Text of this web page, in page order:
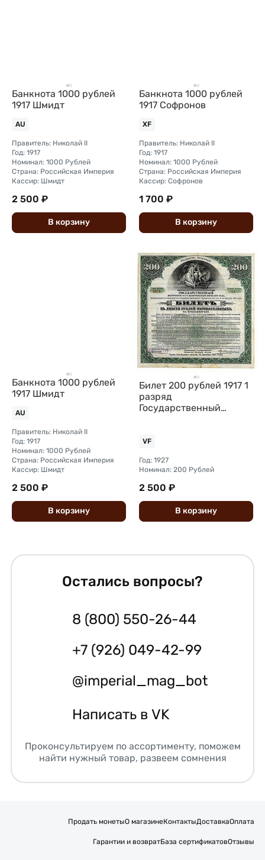
Банкнота 1000 рублей
1917 Шмидт
AU
Правитель: Николай II
Год: 1917
Номинал: 1000 Рублей
Страна: Российская Империя
Кассир: Шмидт
2 500 ₽
В корзину
Банкнота 1000 рублей
1917 Софронов
XF
Правитель: Николай II
Год: 1917
Номинал: 1000 Рублей
Страна: Российская Империя
Кассир: Софронов
1 700 ₽
В корзину
Банкнота 1000 рублей
1917 Шмидт
AU
Правитель: Николай II
Год: 1917
Номинал: 1000 Рублей
Страна: Российская Империя
Кассир: Шмидт
2 500 ₽
В корзину
Билет 200 рублей 1917 1
разряд
Государственный
Красноярское ОГБ
VF
Год: 1927
Номинал: 200 Рублей
2 500 ₽
В корзину
Остались вопросы?
8 (800) 550-26-44
+7 (926) 049-42-99
@imperial_mag_bot
Написать в VK
Проконсультируем по ассортименту, поможем
найти нужный товар, развеем сомнения
Продать монетыО магазинеКонтактыДоставкаОплата
Гарантии и возвратБаза сертификатовОтзывы